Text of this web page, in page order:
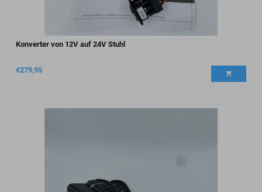
Konverter von 12V auf 24V Stuhl
€279,95